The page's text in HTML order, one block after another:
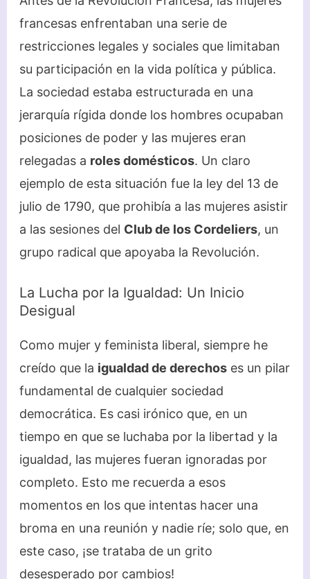
francesas enfrentaban una serie de
restricciones legales y sociales que limitaban
su participación en la vida política y pública.
La sociedad estaba estructurada en una
jerarquía rígida donde los hombres ocupaban
posiciones de poder y las mujeres eran
relegadas a roles domésticos. Un claro
ejemplo de esta situación fue la ley del 13 de
julio de 1790, que prohibía a las mujeres asistir
a las sesiones del Club de los Cordeliers, un
grupo radical que apoyaba la Revolución.
La Lucha por la Igualdad: Un Inicio
Desigual
Como mujer y feminista liberal, siempre he
creído que la igualdad de derechoses un pilar
fundamental de cualquier sociedad
democrática. Es casi irónico que, en un
tiempo en que se luchaba por la libertad y la
igualdad, las mujeres fueran ignoradas por
completo. Esto me recuerda a esos
momentos en los que intentas hacer una
broma en una reunión y nadie ríe; solo que, en
este caso, ¡se trataba de un grito
desesperado por cambios!